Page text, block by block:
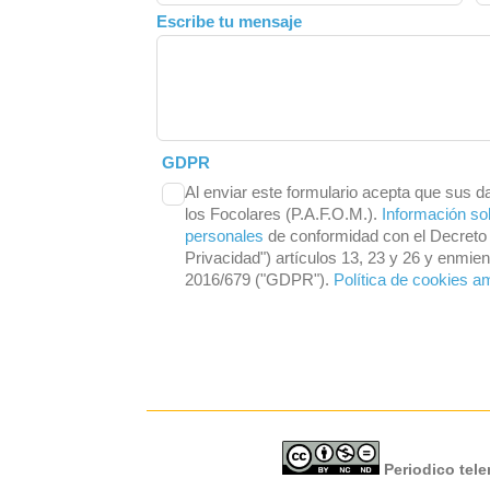
Escribe tu mensaje
GDPR
Al enviar este formulario acepta que sus
los Focolares (P.A.F.O.M.). Información
personales de conformidad con el
Privacidad") artículos 13, 23 y 26 y
2016/679 ("GDPR"). Política de cookies
Periodico